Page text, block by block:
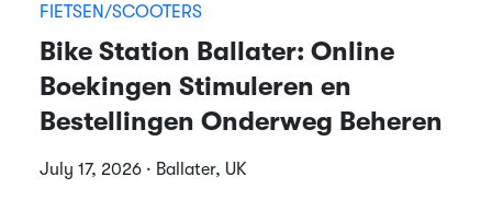
FIETSEN/SCOOTERS
Bike Station Ballater: Online
Boekingen Stimuleren en
Bestellingen Onderweg Beheren
July 17, 2026 · Ballater, UK